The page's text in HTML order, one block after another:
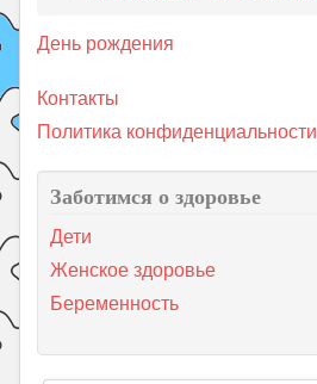
День рождения
Контакты
Политика конфиденциальности
Заботимся о здоровье
Дети
Женское здоровье
Беременность